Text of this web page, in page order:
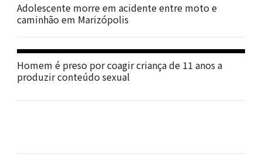
Adolescente morre em acidente entre moto e
caminhão em Marizópolis
Homem é preso por coagir criança de 11 anos a
produzir conteúdo sexual